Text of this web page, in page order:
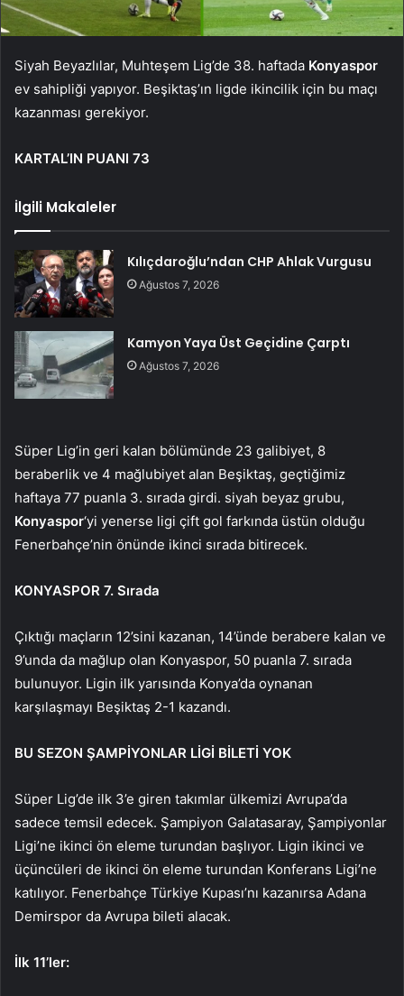
Siyah Beyazlılar, Muhteşem Lig’de 38. haftada Konyaspor
ev sahipliği yapıyor. Beşiktaş’ın ligde ikincilik için bu maçı
kazanması gerekiyor.
KARTAL’IN PUANI 73
İlgili Makaleler
Kılıçdaroğlu’ndan CHP Ahlak Vurgusu
Ağustos 7, 2026
Kamyon Yaya Üst Geçidine Çarptı
Ağustos 7, 2026
Süper Lig’in geri kalan bölümünde 23 galibiyet, 8
beraberlik ve 4 mağlubiyet alan Beşiktaş, geçtiğimiz
haftaya 77 puanla 3. sırada girdi. siyah beyaz grubu,
Konyaspor‘yi yenerse ligi çift gol farkında üstün olduğu
Fenerbahçe’nin önünde ikinci sırada bitirecek.
KONYASPOR 7. Sırada
Çıktığı maçların 12’sini kazanan, 14’ünde berabere kalan ve
9’unda da mağlup olan Konyaspor, 50 puanla 7. sırada
bulunuyor. Ligin ilk yarısında Konya’da oynanan
karşılaşmayı Beşiktaş 2-1 kazandı.
BU SEZON ŞAMPİYONLAR LİGİ BİLETİ YOK
Süper Lig’de ilk 3’e giren takımlar ülkemizi Avrupa’da
sadece temsil edecek. Şampiyon Galatasaray, Şampiyonlar
Ligi’ne ikinci ön eleme turundan başlıyor. Ligin ikinci ve
üçüncüleri de ikinci ön eleme turundan Konferans Ligi’ne
katılıyor. Fenerbahçe Türkiye Kupası’nı kazanırsa Adana
Demirspor da Avrupa bileti alacak.
İlk 11’ler: